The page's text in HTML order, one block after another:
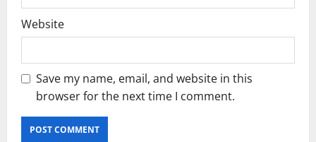
Website
Save my name, email, and website in this
browser for the next time I comment.